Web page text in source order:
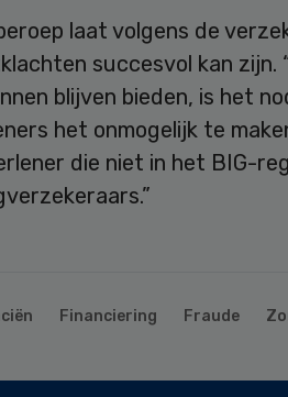
laat volgens de
succesvol kan zijn.
blijven bieden, is het
het onmogelijk te
die niet in het BIG-
Financiering Fraude